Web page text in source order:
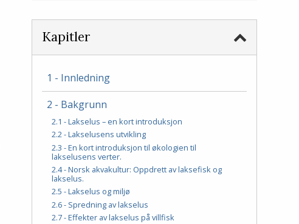
Kapitler
1 - Innledning
2 - Bakgrunn
2.1 - Lakselus – en kort introduksjon
2.2 - Lakselusens utvikling
2.3 - En kort introduksjon til økologien til
lakselusens verter.
2.4 - Norsk akvakultur: Oppdrett av laksefisk og
lakselus.
2.5 - Lakselus og miljø
2.6 - Spredning av lakselus
2.7 - Effekter av lakselus på villfisk